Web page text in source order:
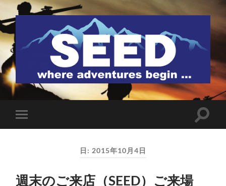
SEED
モ
バ
ー
検
日: 2015年10月4日
週末のご来店（SEED）ご来場